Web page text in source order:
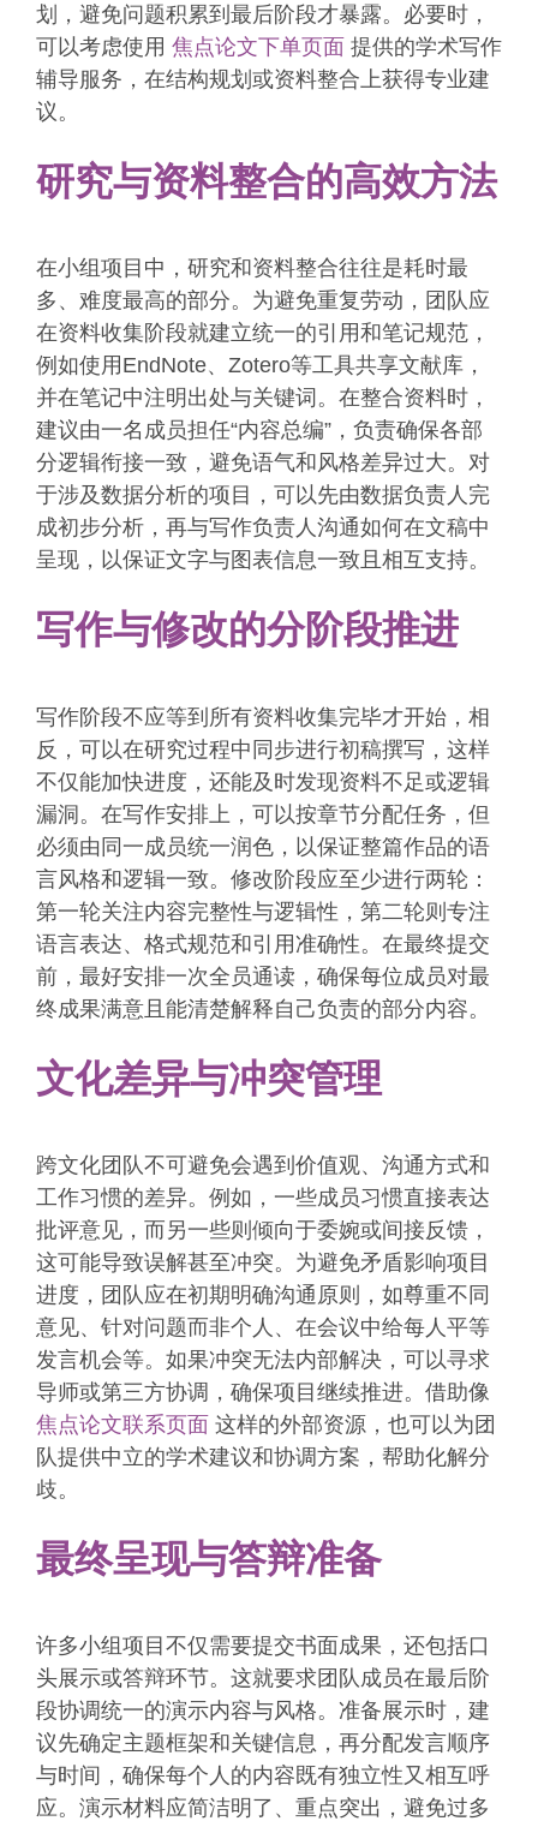
划，避免问题积累到最后阶段才暴露。必要时，
可以考虑使用 焦点论文下单页面 提供的学术写作
辅导服务，在结构规划或资料整合上获得专业建
议。
研究与资料整合的高效方法
在小组项目中，研究和资料整合往往是耗时最
多、难度最高的部分。为避免重复劳动，团队应
在资料收集阶段就建立统一的引用和笔记规范，
例如使用EndNote、Zotero等工具共享文献库，
并在笔记中注明出处与关键词。在整合资料时，
建议由一名成员担任“内容总编”，负责确保各部
分逻辑衔接一致，避免语气和风格差异过大。对
于涉及数据分析的项目，可以先由数据负责人完
成初步分析，再与写作负责人沟通如何在文稿中
呈现，以保证文字与图表信息一致且相互支持。
写作与修改的分阶段推进
写作阶段不应等到所有资料收集完毕才开始，相
反，可以在研究过程中同步进行初稿撰写，这样
不仅能加快进度，还能及时发现资料不足或逻辑
漏洞。在写作安排上，可以按章节分配任务，但
必须由同一成员统一润色，以保证整篇作品的语
言风格和逻辑一致。修改阶段应至少进行两轮：
第一轮关注内容完整性与逻辑性，第二轮则专注
语言表达、格式规范和引用准确性。在最终提交
前，最好安排一次全员通读，确保每位成员对最
终成果满意且能清楚解释自己负责的部分内容。
文化差异与冲突管理
跨文化团队不可避免会遇到价值观、沟通方式和
工作习惯的差异。例如，一些成员习惯直接表达
批评意见，而另一些则倾向于委婉或间接反馈，
这可能导致误解甚至冲突。为避免矛盾影响项目
进度，团队应在初期明确沟通原则，如尊重不同
意见、针对问题而非个人、在会议中给每人平等
发言机会等。如果冲突无法内部解决，可以寻求
导师或第三方协调，确保项目继续推进。借助像
焦点论文联系页面 这样的外部资源，也可以为团
队提供中立的学术建议和协调方案，帮助化解分
歧。
最终呈现与答辩准备
许多小组项目不仅需要提交书面成果，还包括口
头展示或答辩环节。这就要求团队成员在最后阶
段协调统一的演示内容与风格。准备展示时，建
议先确定主题框架和关键信息，再分配发言顺序
与时间，确保每个人的内容既有独立性又相互呼
应。演示材料应简洁明了、重点突出，避免过多